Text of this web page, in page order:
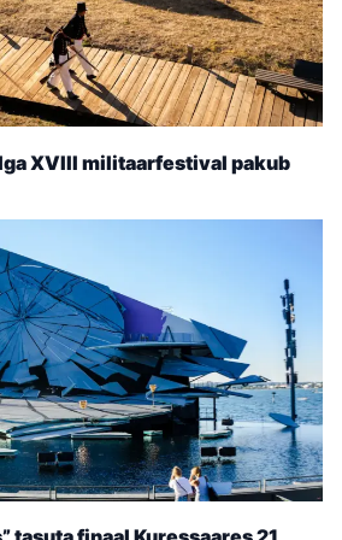
XVIII militaarfestival pakub